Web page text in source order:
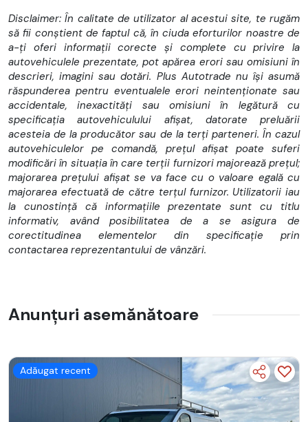
Disclaimer: În calitate de utilizator al acestui site, te rugăm
să fii conștient de faptul că, în ciuda eforturilor noastre de
a-ți oferi informații corecte și complete cu privire la
autovehiculele prezentate, pot apărea erori sau omisiuni în
descrieri, imagini sau dotări. Plus Autotrade nu își asumă
răspunderea pentru eventualele erori neintenționate sau
accidentale, inexactități sau omisiuni în legătură cu
specificația autovehiculului afișat, datorate preluării
acesteia de la producător sau de la terți parteneri. În cazul
autovehiculelor pe comandă, prețul afișat poate suferi
modificări în situația în care terții furnizori majorează prețul;
majorarea prețului afișat se va face cu o valoare egală cu
majorarea efectuată de către terțul furnizor. Utilizatorii iau
la cunostință că informațiile prezentate sunt cu titlu
informativ, având posibilitatea de a se asigura de
corectitudinea elementelor din specificație prin
contactarea reprezentantului de vânzări.
Anunțuri asemănătoare
Adăugat recent